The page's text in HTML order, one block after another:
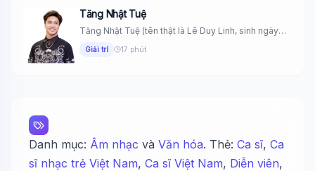
Tăng Nhật Tuệ
Tăng Nhật Tuệ (tên thật là Lê Duy Linh, sinh ngày
Giải trí 17 phút
Danh mục: Âm nhạc và Văn hóa. Thẻ: Ca sĩ, Ca
sĩ nhạc trẻ Việt Nam, Ca sĩ Việt Nam, Diễn viên,